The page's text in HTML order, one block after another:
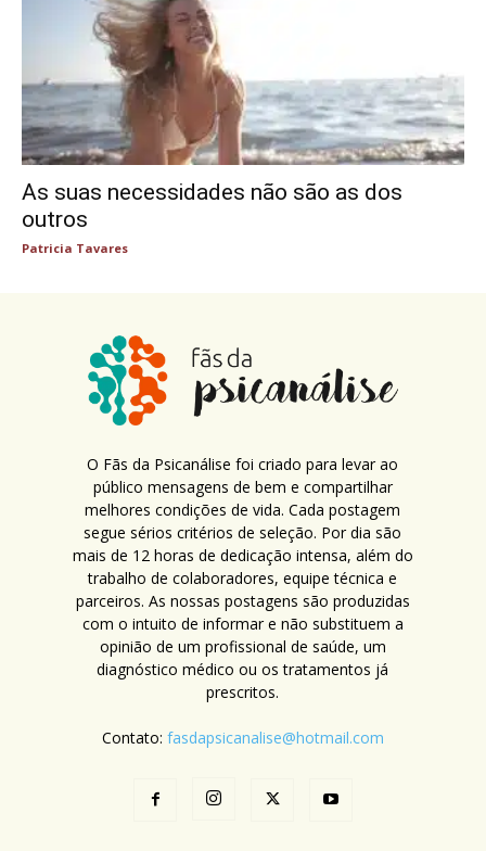
As suas necessidades não são as dos
outros
Patricia Tavares
O Fãs da Psicanálise foi criado para levar ao
público mensagens de bem e compartilhar
melhores condições de vida. Cada postagem
segue sérios critérios de seleção. Por dia são
mais de 12 horas de dedicação intensa, além do
trabalho de colaboradores, equipe técnica e
parceiros. As nossas postagens são produzidas
com o intuito de informar e não substituem a
opinião de um profissional de saúde, um
diagnóstico médico ou os tratamentos já
prescritos.
Contato: fasdapsicanalise@hotmail.com